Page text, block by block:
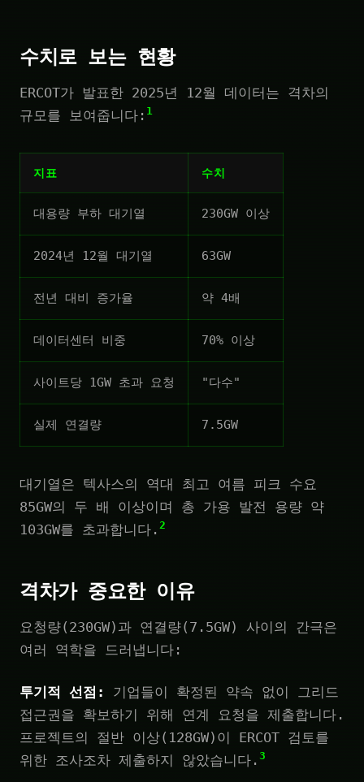
수치로 보는 현황
ERCOT가 발표한 2025년 12월 데이터는 격차의
규모를 보여줍니다: 1
지표 수치
대용량 부하 대기열 230GW 이상
2024년 12월 대기열 63GW
전년 대비 증가율 약 4배
데이터센터 비중 70% 이상
사이트당 1GW 초과 요청 "다수"
실제 연결량 7.5GW
대기열은 텍사스의 역대 최고 여름 피크 수요
85GW의 두 배 이상이며 총 가용 발전 용량 약
103GW를 초과합니다. 2
격차가 중요한 이유
요청량(230GW)과 연결량(7.5GW) 사이의 간극은
여러 역학을 드러냅니다:
투기적 선점:
기업들이 확정된 약속 없이 그리드
접근권을 확보하기 위해 연계 요청을 제출합니다.
프로젝트의 절반 이상(128GW)이 ERCOT 검토를
위한 조사조차 제출하지 않았습니다. 3